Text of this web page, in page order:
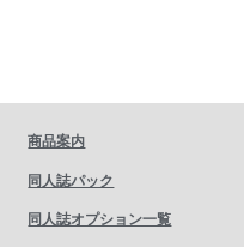
商品案内
同人誌パック
同人誌オプション一覧